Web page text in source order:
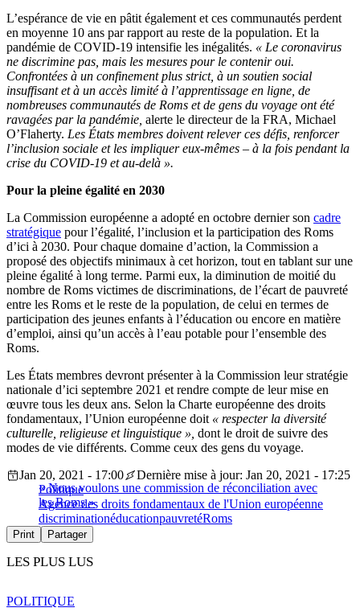
L’espérance de vie en pâtit également et ces communautés perdent
en moyenne 10 ans par rapport au reste de la population. Et la
pandémie de COVID-19 intensifie les inégalités. « Le coronavirus
ne discrimine pas, mais les mesures pour le contenir oui.
Confrontées à un confinement plus strict, à un soutien social
insuffisant et à un accès limité à l’apprentissage en ligne, de
nombreuses communautés de Roms et de gens du voyage ont été
ravagées par la pandémie, alerte le directeur de la FRA, Michael
O’Flaherty. Les États membres doivent relever ces défis, renforcer
l’inclusion sociale et les impliquer eux-mêmes – à la fois pendant la
crise du COVID-19 et au-delà ».
Pour la pleine égalité en 2030
La Commission européenne a adopté en octobre dernier son cadre
stratégique pour l’égalité, l’inclusion et la participation des Roms
d’ici à 2030. Pour chaque domaine d’action, la Commission a
proposé des objectifs minimaux à cet horizon, tout en tablant sur une
pleine égalité à long terme. Parmi eux, la diminution de moitié du
nombre de Roms victimes de discriminations, de l’écart de pauvreté
entre les Roms et le reste de la population, de celui en termes de
participation des jeunes enfants à l’éducation ou encore en matière
d’emploi, ainsi qu’un accès à l’eau potable pour l’ensemble des
Roms.
Les États membres devront présenter à la Commission leur stratégie
nationale d’ici septembre 2021 et rendre compte de leur mise en
œuvre tous les deux ans. Selon la Charte européenne des droits
fondamentaux, l’Union européenne doit « respecter la diversité
culturelle, religieuse et linguistique », dont le droit de suivre des
modes de vie différents. Comme ceux des gens du voyage.
« Nous voulons une commission de réconciliation avec
les Roms »
Jan 20, 2021 - 17:00
Dernière mise à jour: Jan 20, 2021 - 17:25
Politique
Agence des droits fondamentaux de l'Union européenne
discriminationéducationpauvretéRoms
Print Partager
LES PLUS LUS
POLITIQUE